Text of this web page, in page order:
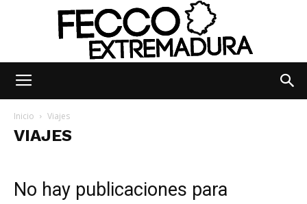
Inicio Viajes
VIAJES
No hay publicaciones para